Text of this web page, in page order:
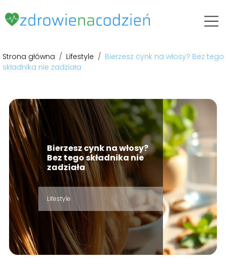
Strona główna / Lifestyle / Bierzesz cynk na włosy? Bez tego
składnika nie zadziała
Bierzesz cynk na włosy?
Bez tego składnika nie
zadziała
Lifestyle